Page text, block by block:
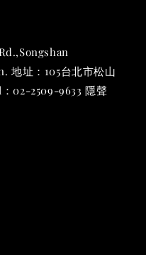
地址：105台北市松山
02-2509-9633 隱聲